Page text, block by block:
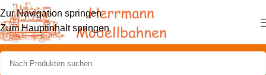
Zur Navigation springen
Zum Hauptinhalt springen